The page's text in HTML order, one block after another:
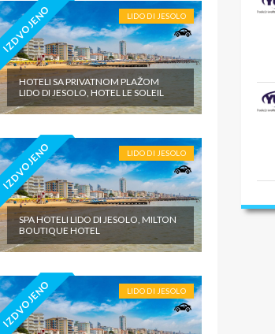
IZDVOJENO LIDO DI JESOLO
HOTELI SA PRIVATNOM PLAŽOM
LIDO DI JESOLO, HOTEL LE SOLEIL
IZDVOJENO LIDO DI JESOLO
SPA HOTELI LIDO DI JESOLO, MILTON
BOUTIQUE HOTEL
IZDVOJENO LIDO DI JESOLO